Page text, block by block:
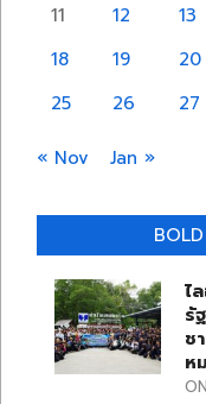
11
12 13
18
19 20
25
26 27
« Nov Jan »
ไ
รั
ช
ห